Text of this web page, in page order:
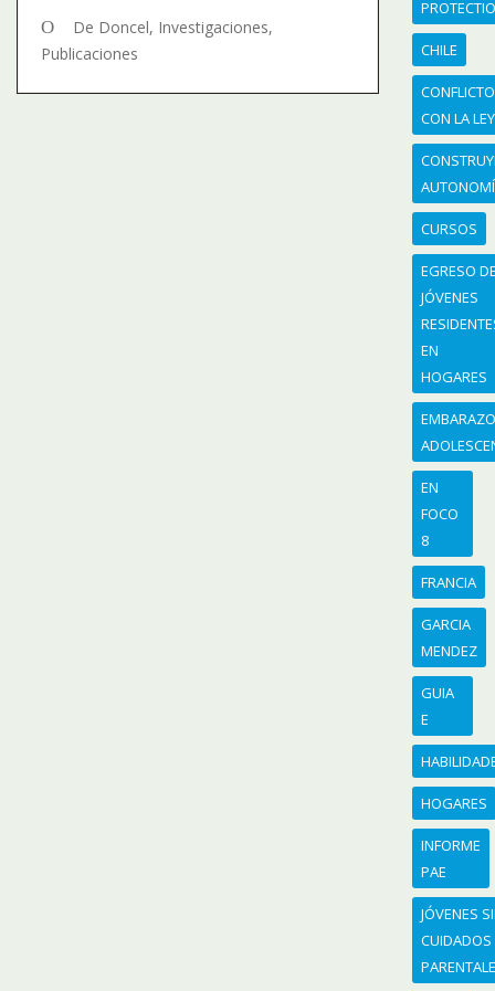
De Doncel, Investigaciones,
Publicaciones
CHILE
CONFLICTO
CON LA LEY
CURSOS
EGRESO
JÓVENES
EN
HOGARES
EN
FOCO
8
FRANCIA
GARCIA
MENDEZ
GUIA
E
HOGARES
INFORME
PAE
JÓVENES
CUIDADOS